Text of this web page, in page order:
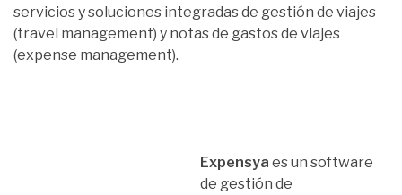
servicios y soluciones integradas de gestión de viajes
(travel management) y notas de gastos de viajes
(expense management).
Expensya es un software
de gestión de